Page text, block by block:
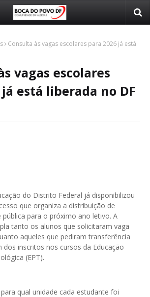
Consulta às vagas escolares para 2026 já está
vagas escolares
está liberada no DF
do Distrito Federal já disponibilizou
que organiza a distribuição de
pública para o próximo ano letivo. A
tanto os alunos que solicitaram vaga
aqueles que pediram transferência
dos inscritos nos cursos da Educação
(EPT).
qual unidade cada estudante foi